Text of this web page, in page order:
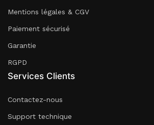
Mentions légales & CGV
Paiement sécurisé
Garantie
RGPD
Services Clients
Contactez-nous
Support technique